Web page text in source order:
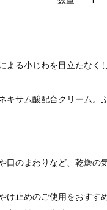
よる小じわを目立たなく
キサム酸配合クリーム。
口のまわりなど、乾燥の
け止めのご使用をおすす